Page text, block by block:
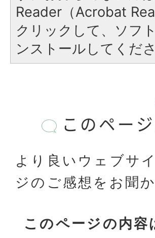
Reader（Acrobat
クリックして、ソフ
ンストールしてくださ
このペー
より良いウェブサ
ジのご感想をお聞
このページの内